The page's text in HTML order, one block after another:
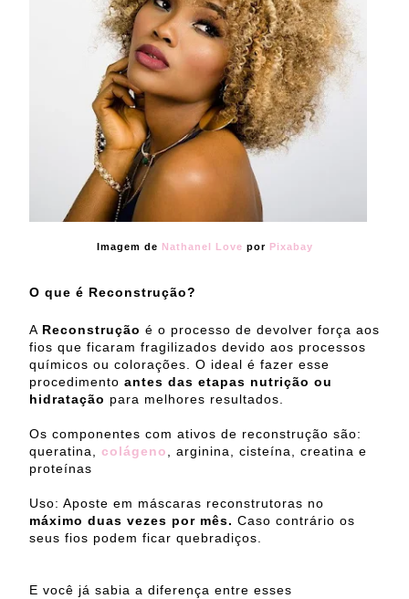
Imagem de Nathanel Love por Pixabay
O que é Reconstrução?
A Reconstrução é o processo de devolver força aos
fios que ficaram fragilizados devido aos processos
químicos ou colorações. O ideal é fazer esse
procedimento antes das etapas nutrição ou
hidratação para melhores resultados.
Os componentes com ativos de reconstrução são:
queratina, colágeno, arginina, cisteína, creatina e
proteínas
Uso: Aposte em máscaras reconstrutoras no
máximo duas vezes por mês. Caso contrário os
seus fios podem ficar quebradiços.
E você já sabia a diferença entre esses